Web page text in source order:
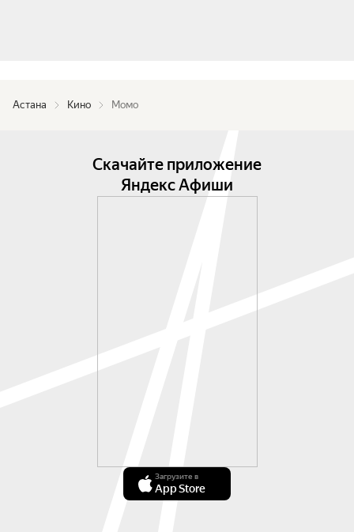
Астана Кино Момо
Скачайте приложение
Яндекс Афиши
Загрузите в
App Store